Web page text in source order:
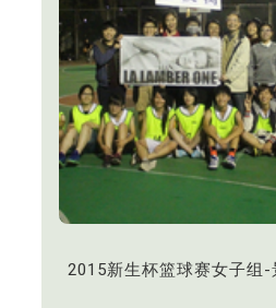
2015新生杯篮球赛女子组-